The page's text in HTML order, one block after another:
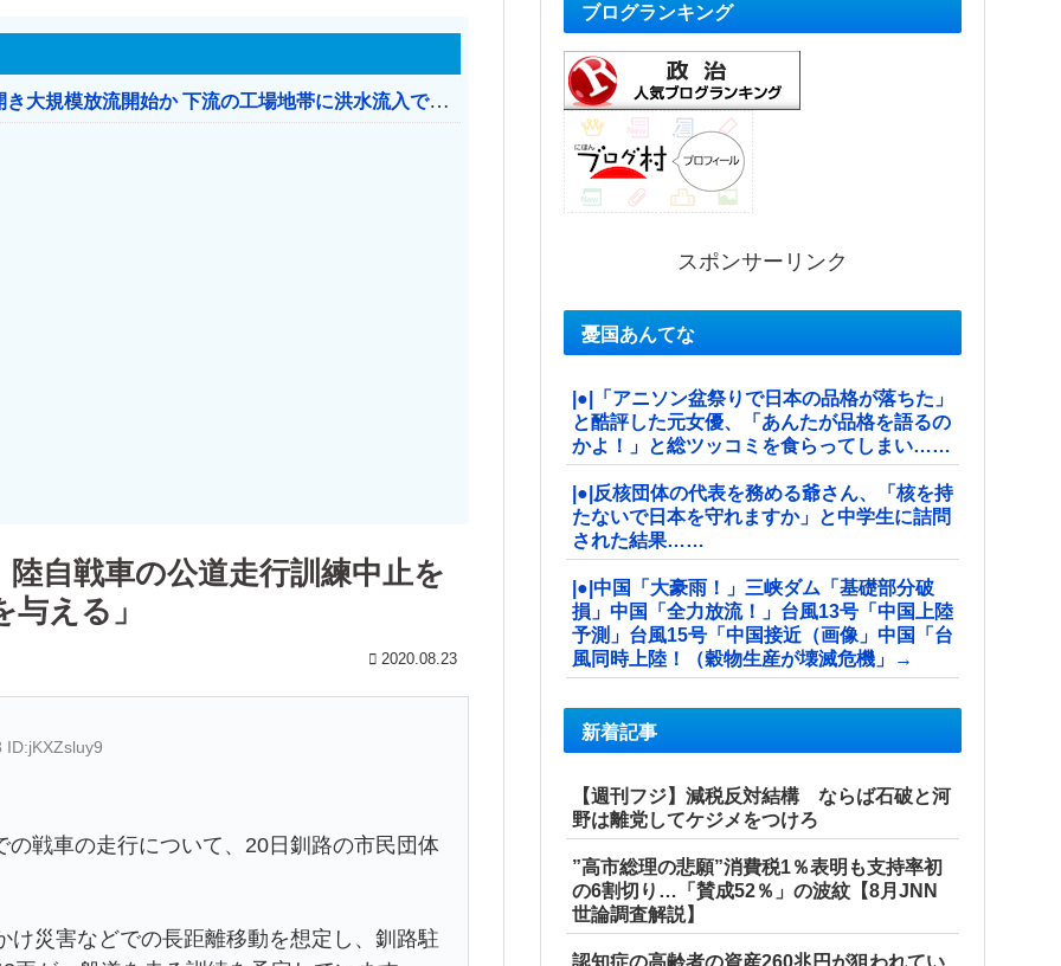
【おわった】 三峡ダム、豪雨で13基の水門を開き大規模放流開始か 下流の工場地帯に洪水流入で崩壊はじまる
自戦車の公道走行訓練中止を
える」
2020.08.23
戦車の走行について、20日釧路の市民団体
災害などでの長距離移動を想定し、釧路駐
ブログランキング
スポンサーリンク
憂国あんてな
|●|「アニソン盆祭りで日本の品格が落ちた」
と酷評した元女優、「あんたが品格を語るの
かよ！」と総ツッコミを食らってしまい……
|●|反核団体の代表を務める爺さん、「核を持
たないで日本を守れますか」と中学生に詰問
された結果……
|●|中国「大豪雨！」三峡ダム「基礎部分破
損」中国「全力放流！」台風13号「中国上陸
予測」台風15号「中国接近（画像」中国「台
風同時上陸！（穀物生産が壊滅危機」→
新着記事
【週刊フジ】減税反対結構 ならば石破と河
野は離党してケジメをつけろ
”高市総理の悲願”消費税1％表明も支持率初
の6割切り…「賛成52％」の波紋【8月JNN
世論調査解説】